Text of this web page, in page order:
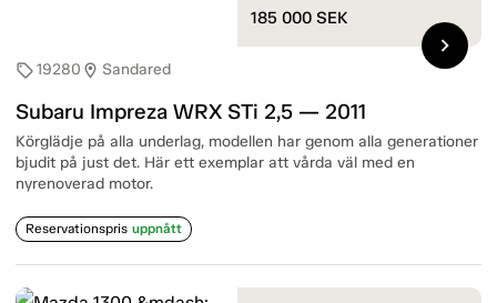
sell19280 location_on Sandared
Subaru Impreza WRX STi 2,5 — 2011
Körglädje på alla underlag, modellen har genom alla generationer
bjudit på just det. Här ett exemplar att vårda väl med en
nyrenoverad motor.
Reservationspris uppnått
185 000 SEK
chevron_right